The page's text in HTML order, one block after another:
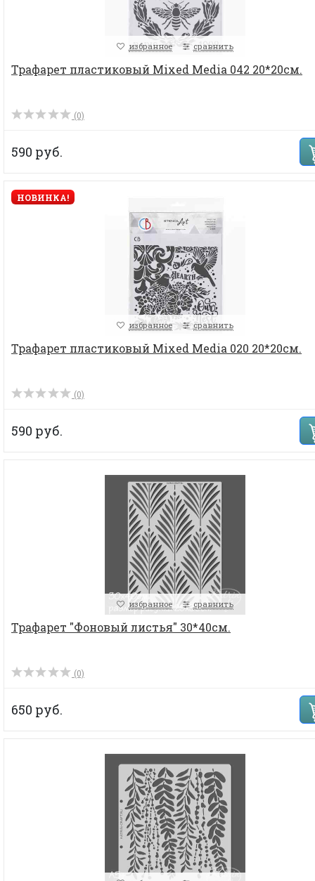
избранное сравнить
Трафарет пластиковый Mixed Media 042 20*20см.
(0)
590 руб.
НОВИНКА!
избранное сравнить
Трафарет пластиковый Mixed Media 020 20*20см.
(0)
590 руб.
избранное сравнить
Трафарет "Фоновый листья" 30*40см.
(0)
650 руб.